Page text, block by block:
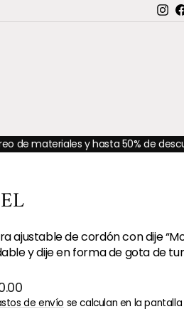
y hasta 50% de descuento en
ajustable de cordón con dije
y dije en forma de gota de
de envío se calculan en la